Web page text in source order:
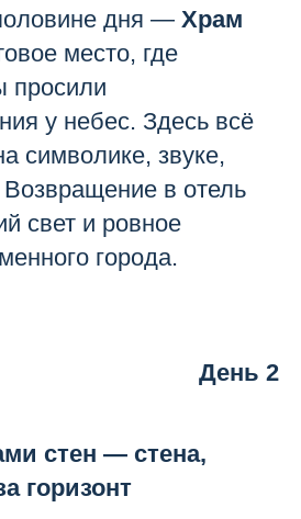
дня — Храм
место, где
просили
у небес. Здесь всё
символике, звуке,
в отель
свет и ровное
города.
День 2
стен — стена,
горизонт